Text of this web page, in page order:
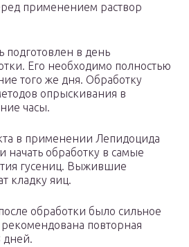
применением раствор
подготовлен в день
Его необходимо полностью
того же дня. Обработку
опрыскивания в
часы.
в применении Лепидоцида
начать обработку в самые
гусениц. Выжившие
кладку яиц.
обработки было сильное
повторная
дней.